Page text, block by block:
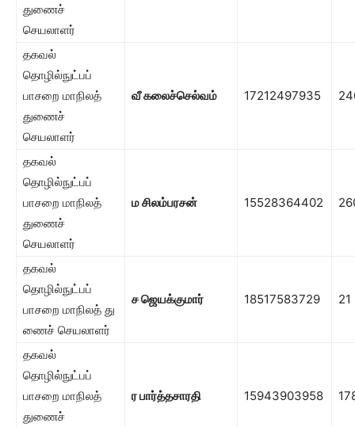
துணைச்
செயலாளர்
தகவல்
தொழில்நுட்பப்
பாசறை மாநிலத்
துணைச்
செயலாளர்
வீ கலைச்செல்வம் 17212497935
தகவல்
தொழில்நுட்பப்
பாசறை மாநிலத்
துணைச்
செயலாளர்
ம சிலம்பரசன் 15528364402
தகவல்
தொழில்நுட்பப்
பாசறை மாநிலத் து
ணைச் செயலாளர்
ச ஜெயக்குமார் 18517583729 21
தகவல்
தொழில்நுட்பப்
பாசறை மாநிலத்
துணைச்
ர பார்த்தசாரதி 15943903958